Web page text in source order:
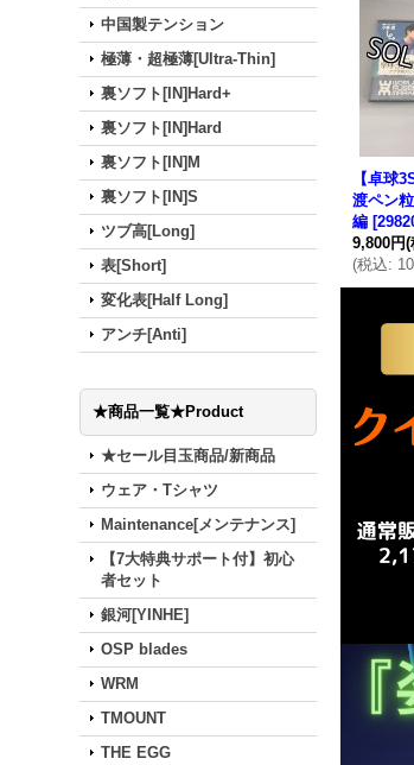
中国製テンション
極薄・超極薄[Ultra-Thin]
裏ソフト[IN]Hard+
裏ソフト[IN]Hard
裏ソフト[IN]M
裏ソフト[IN]S
ツブ高[Long]
表[Short]
変化表[Half Long]
アンチ[Anti]
★商品一覧★Product
★セール目玉商品/新商品
ウェア・Tシャツ
Maintenance[メンテナンス]
【7大特典サポート付】初心
者セット
銀河[YINHE]
OSP blades
WRM
TMOUNT
THE EGG
【卓球
渡ペン
編 [
9,800円(
(税込: